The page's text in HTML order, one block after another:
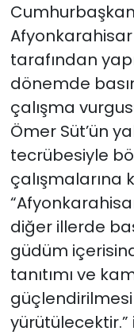
tarafından
dönemde
çalışma
Ömer Süt’ün
tecrübesiyle
çalışmalarına
diğer illerde
güdüm
tanıtımı ve